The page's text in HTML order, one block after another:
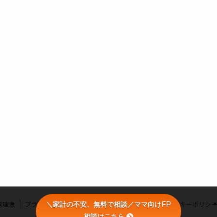
理念 プライバシーポリシー 利用者情報の外部送信・クッキーポリシー
＼家計の不安、無料で相談／ママ向けFP